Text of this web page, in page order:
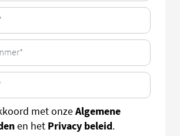
met onzeAlgemene
en het Privacy beleid.